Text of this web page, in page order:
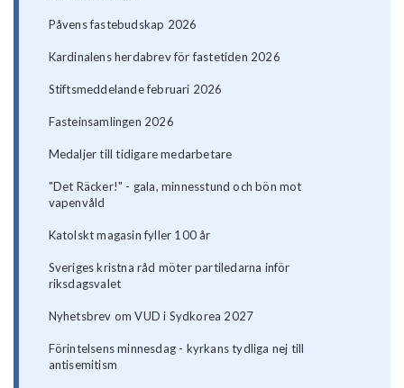
Påvens fastebudskap 2026
Kardinalens herdabrev för fastetiden 2026
Stiftsmeddelande februari 2026
Fasteinsamlingen 2026
Medaljer till tidigare medarbetare
"Det Räcker!" - gala, minnesstund och bön mot
vapenvåld
Katolskt magasin fyller 100 år
Sveriges kristna råd möter partiledarna inför
riksdagsvalet
Nyhetsbrev om VUD i Sydkorea 2027
Förintelsens minnesdag - kyrkans tydliga nej till
antisemitism